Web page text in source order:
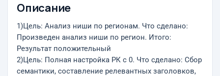
Описание
1)Цель: Анализ ниши по регионам. Что сделано:
Произведен анализ ниши по регион. Итого:
Результат положительный
2)Цель: Полная настройка РК с 0. Что сделано: Cбор
семантики, составление релевантных заголовков,